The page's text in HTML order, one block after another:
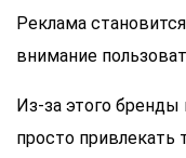
Реклама
внимание
Из-за этого
просто